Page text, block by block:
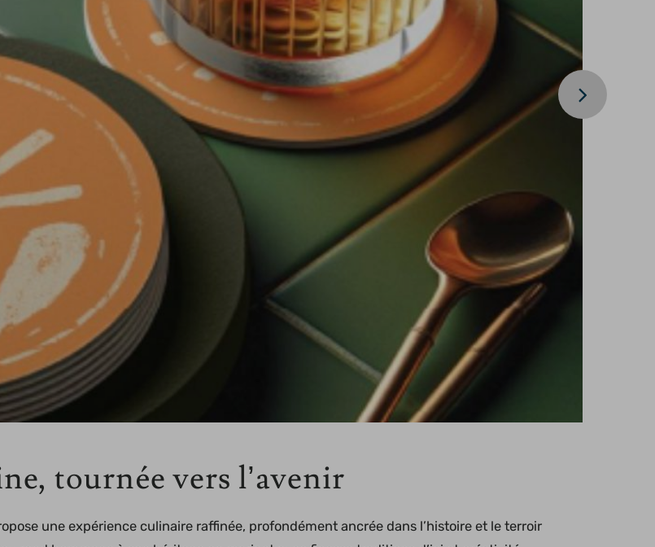
tournée vers l’avenir
une expérience culinaire raffinée, profondément ancrée dans l’histoire et le terroir